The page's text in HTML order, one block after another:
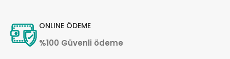
ONLINE ÖDEME
%100 Güvenli ödeme